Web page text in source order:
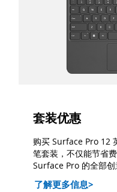
套装优惠
购买 Surface Pro 12
笔套装，不仅能节省
Surface Pro 的全部创
了解更多信息>